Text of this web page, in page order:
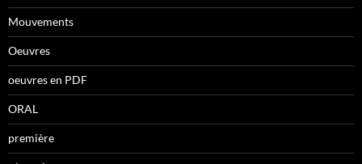
Mouvements
Oeuvres
oeuvres en PDF
ORAL
première